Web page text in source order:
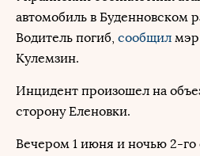
автомобиль в Буденновском
Водитель погиб, сообщил мэр
Кулемзин.
Инцидент произошел на
сторону Еленовки.
Вечером 1 июня и ночью 2-